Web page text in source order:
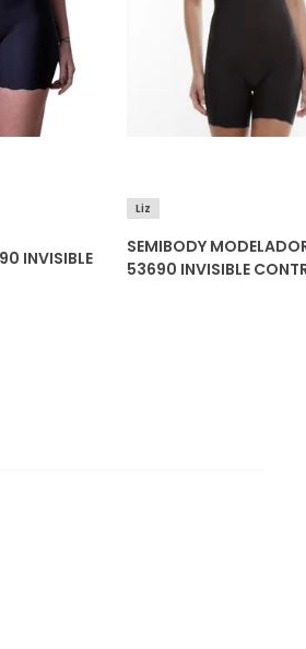
INVISIBLE
Liz
SEMIBODY
53690 INVISIBLE